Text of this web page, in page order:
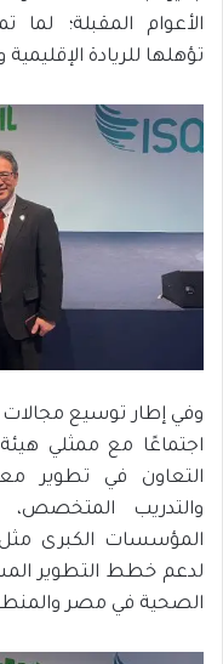
الأعوام المقبلة؛
تؤهلها للريادة الإقليمية
وفي إطار توسيع مجالات
التعاون في تطوير
والتدريب المتخصص،
لدعم خطط التطوير
الصحية في مصر